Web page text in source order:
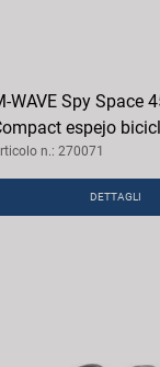
WAVE Spy Space
espejo
n.: 270071
DETTAGLI